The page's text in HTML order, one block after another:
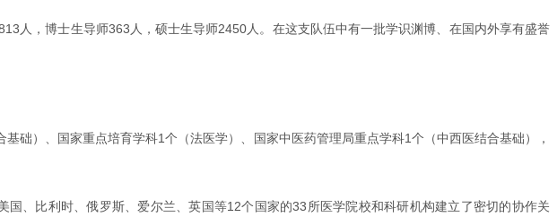
人，博士生导师363人，硕士生导师2450人。在这支队伍中有一批学识渊博、在国内外享有盛誉
础）、国家重点培育学科1个（法医学）、国家中医药管理局重点学科1个（中西医结合基础），
、比利时、俄罗斯、爱尔兰、英国等12个国家的33所医学院校和科研机构建立了密切的协作关